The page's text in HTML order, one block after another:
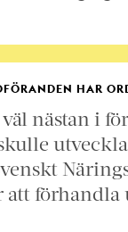
HAR
nästan i
att förhandla